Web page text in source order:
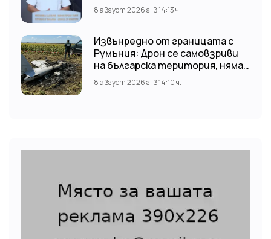
8 август 2026 г. в 14:13 ч.
Извънредно от границата с
Румъния: Дрон се самовзриви
на българска територия, няма
щети
8 август 2026 г. в 14:10 ч.